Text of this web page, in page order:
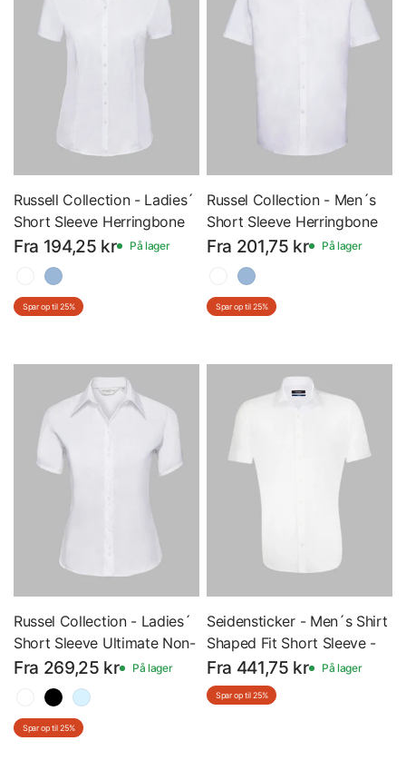
Russell Collection - Ladies´
Short Sleeve Herringbone
Shirt - Dame - Kortærmet
Skjorte - Z963F
Fra 194,25 kr På lager
Spar op til 25%
Russel Collection - Men´s
Short Sleeve Herringbone
Shirt - Kortærmet Skjorte -
Z963
Fra 201,75 kr På lager
Spar op til 25%
Russel Collection - Ladies´
Short Sleeve Ultimate Non-
Iron Shirt - Dame -
Kortærmet Skjorte - Z957F
Fra 269,25 kr På lager
Spar op til 25%
Seidensticker - Men´s Shirt
Shaped Fit Short Sleeve -
Kortærmet Skjorte -
SN021001
Fra 441,75 kr På lager
Spar op til 25%